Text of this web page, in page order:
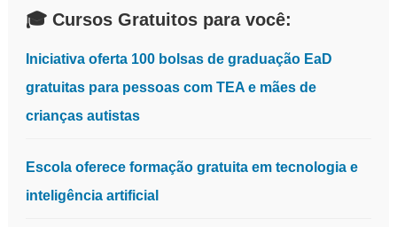
🎓 Cursos Gratuitos para você:
Iniciativa oferta 100 bolsas de graduação EaD
gratuitas para pessoas com TEA e mães de
crianças autistas
Escola oferece formação gratuita em tecnologia e
inteligência artificial